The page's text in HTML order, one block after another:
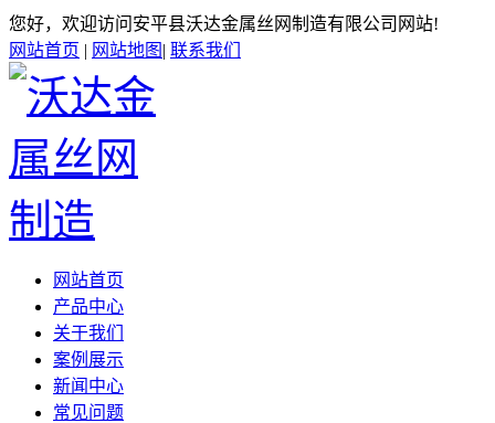
您好，欢迎访问安平县沃达金属丝网制造有限公司网站!
网站首页 | 网站地图 | 联系我们
网站首页
产品中心
关于我们
案例展示
新闻中心
常见问题